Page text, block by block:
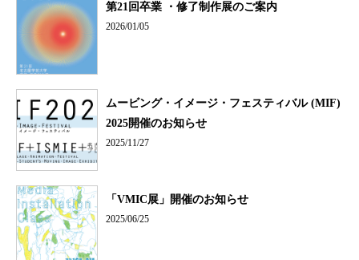
第21回卒業 ・修了制作展のご案内
2026/01/05
ムービング・イメージ・フェスティバル (MIF)
2025開催のお知らせ
2025/11/27
「VMIC展」開催のお知らせ
2025/06/25